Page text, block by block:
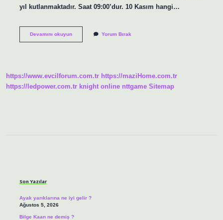
yıl kutlanmaktadır. Saat 09:00’dur. 10 Kasım hangi…
Devamını okuyun10
Yorum Bırak
https://www.evcilforum.com.tr https://maziHome.com.tr
https://ledpower.com.tr knight online nttgame Sitemap
Son Yazılar
Ayak yarıklarına ne iyi gelir ?
Ağustos 5, 2026
Bilge Kaan ne demiş ?